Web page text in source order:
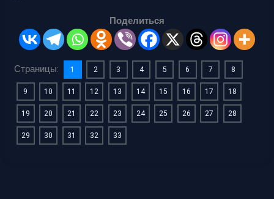
Поделиться
Страницы: 1 2 3 4 5 6 7
8
9
10 11 12 13 14 15 16 17
18
19
20 21 22 23 24 25 26 27
28
29
30 31 32 33